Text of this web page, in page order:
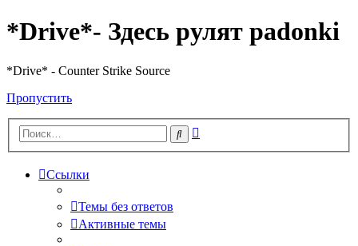
*Drive*- Здесь рулят padonki
*Drive* - Counter Strike Source
Пропустить
Поиск
Ссылки
Темы без ответов
Активные темы